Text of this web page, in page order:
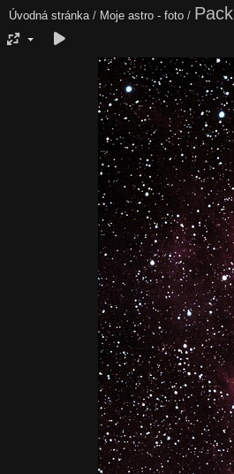
Úvodná stránka/ Moje astro - foto /